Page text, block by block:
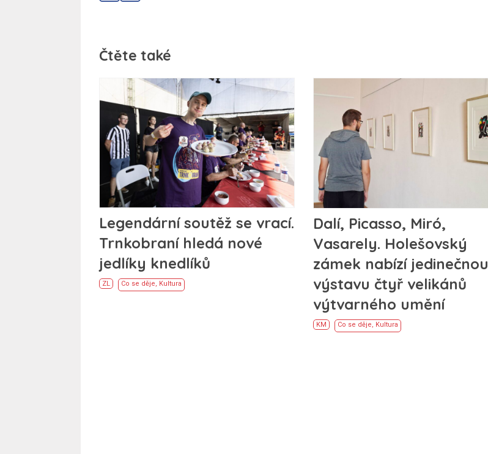
Čtěte také
Legendární soutěž se vrací.
Trnkobraní hledá nové
jedlíky knedlíků
ZL Co se děje, Kultura
Dalí, Picasso, Miró,
Vasarely. Holešovský
zámek nabízí jedinečnou
výstavu čtyř velikánů
výtvarného umění
KM Co se děje, Kultura